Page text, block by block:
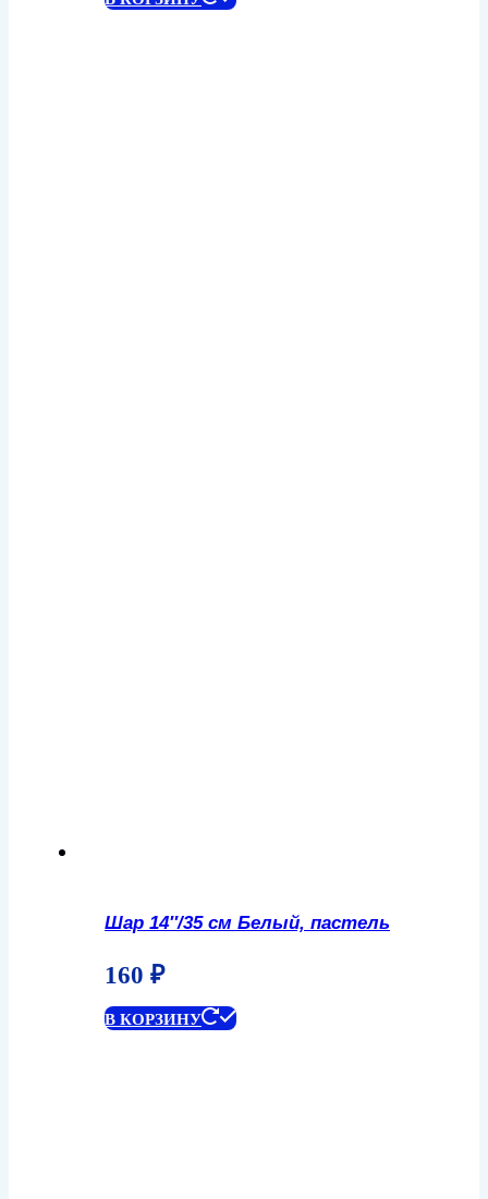
Шар 14″/35 см Белый, пастель
160 ₽
В КОРЗИНУ